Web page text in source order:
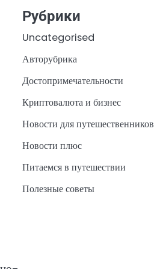
Рубрики
Uncategorised
Авторубрика
Достопримечательности
Криптовалюта и бизнес
Новости для путешественников
Новости плюс
Питаемся в путешествии
Полезные советы